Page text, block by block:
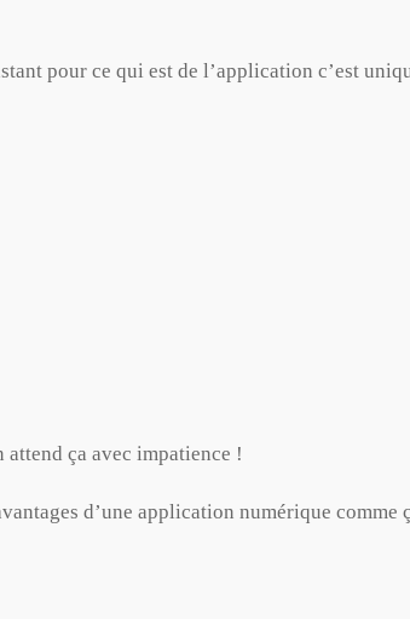
pour ce qui est de l’application c’est
ça avec impatience !
d’une application numérique comme